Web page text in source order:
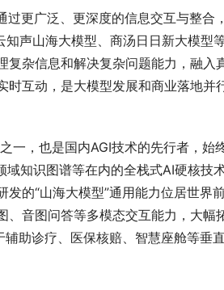
过更广泛、更深度的信息交互与整合
声山海大模型、商汤日日新大模型
复杂信息和解决复杂问题能力，融入
时互动，是大模型发展和商业落地并
一，也是国内AGI技术的先行者，始
知识图谱等在内的全栈式AI硬核技
的“山海大模型”通用能力位居世界
、音图问答等多模态交互能力，大幅
助诊疗、医保核赔、智慧座舱等垂